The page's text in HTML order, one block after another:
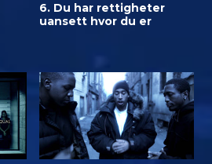
6. Du har rettigheter
uansett hvor du er